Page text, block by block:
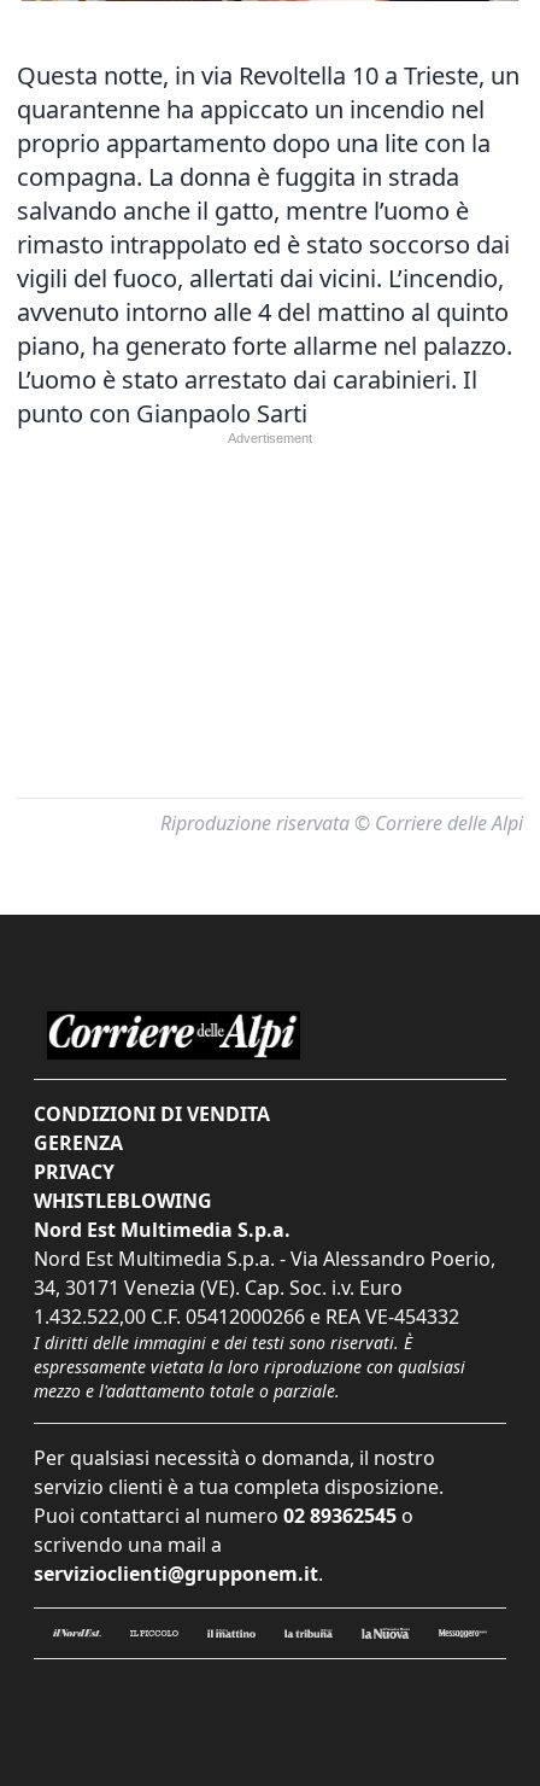
Questa notte, in via Revoltella 10 a Trieste, un
quarantenne ha appiccato un incendio nel
proprio appartamento dopo una lite con la
compagna. La donna è fuggita in strada
salvando anche il gatto, mentre l’uomo è
rimasto intrappolato ed è stato soccorso dai
vigili del fuoco, allertati dai vicini. L’incendio,
avvenuto intorno alle 4 del mattino al quinto
piano, ha generato forte allarme nel palazzo.
L’uomo è stato arrestato dai carabinieri. Il
punto con Gianpaolo Sarti
Riproduzione riservata © Corriere delle Alpi
CONDIZIONI DI VENDITA
GERENZA
PRIVACY
WHISTLEBLOWING
Nord Est Multimedia S.p.a.
Nord Est Multimedia S.p.a. - Via Alessandro Poerio,
34, 30171 Venezia (VE). Cap. Soc. i.v. Euro
1.432.522,00 C.F. 05412000266 e REA VE-454332
I diritti delle immagini e dei testi sono riservati. È
espressamente vietata la loro riproduzione con qualsiasi
mezzo e l'adattamento totale o parziale.
Per qualsiasi necessità o domanda, il nostro
servizio clienti è a tua completa disposizione.
Puoi contattarci al numero 02 89362545 o
scrivendo una mail a
servizioclienti@grupponem.it.